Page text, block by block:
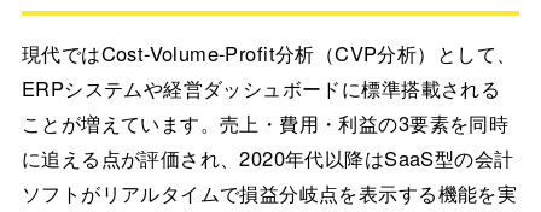
現代ではCost-Volume-Profit分析（CVP分析）として、
ERPシステムや経営ダッシュボードに標準搭載される
ことが増えています。売上・費用・利益の3要素を同時
に追える点が評価され、2020年代以降はSaaS型の会計
ソフトがリアルタイムで損益分岐点を表示する機能を実